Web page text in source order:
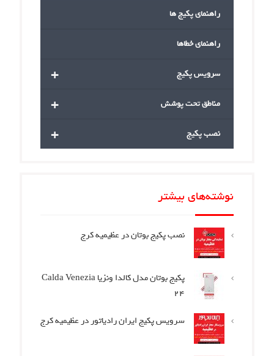
راهنمای پکیج ها
راهنمای خطاها
+ سرویس پکیج
+ مناطق تحت پوشش
+ نصب پکیج
نوشته‌های بیشتر
نصب پکیج بوتان در عظیمیه کرج
پکیج بوتان مدل کالدا ونزیا Calda Venezia
24
سرویس پکیج ایران رادیاتور در عظیمیه کرج